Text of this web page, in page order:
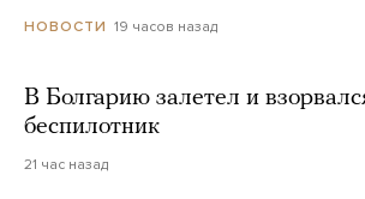
НОВОСТИ 19 часов назад
В Болгарию залетел и
беспилотник
21 час назад